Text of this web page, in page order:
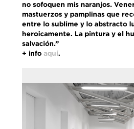
no sofoquen mis naranjos.
mastuerzos y pamplinas que
entre lo sublime y lo abstracto
heroicamente. La pintura y el
salvación.”
+ info aquí.